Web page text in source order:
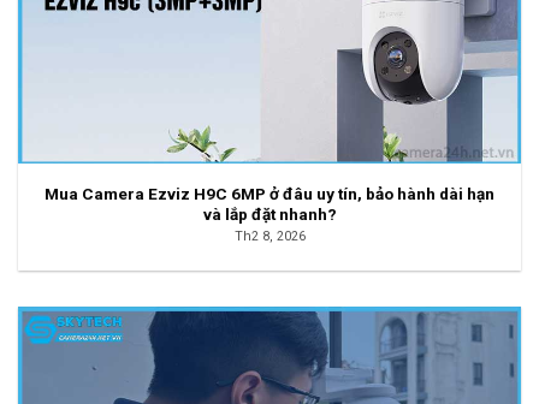
Mua Camera Ezviz H9C 6MP ở đâu uy tín, bảo hành dài hạn
và lắp đặt nhanh?
Th2 8, 2026